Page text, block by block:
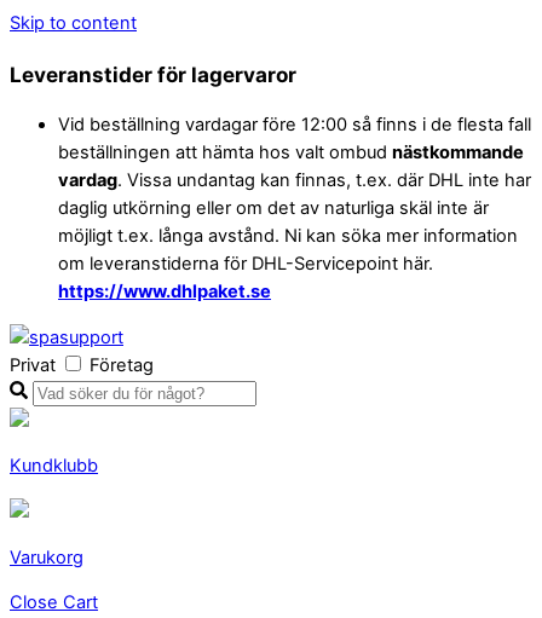
Skip to content
Leveranstider för lagervaror
Vid beställning vardagar före 12:00 så finns i de flesta fall
beställningen att hämta hos valt ombud nästkommande
vardag. Vissa undantag kan finnas, t.ex. där DHL inte har
daglig utkörning eller om det av naturliga skäl inte är
möjligt t.ex. långa avstånd. Ni kan söka mer information
om leveranstiderna för DHL-Servicepoint här.
https://www.dhlpaket.se
Privat Företag
Kundklubb
Varukorg
Close Cart